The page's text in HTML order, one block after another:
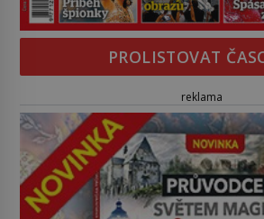
PROLISTOVAT
reklama